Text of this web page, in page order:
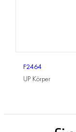
F2464
UP Körper